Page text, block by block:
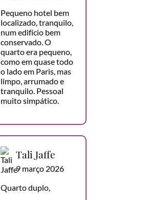
Pequeno hotel bem
localizado, tranquilo,
num edifício bem
conservado. O
quarto era pequeno,
como em quase todo
o lado em Paris, mas
limpo, arrumado e
tranquilo. Pessoal
muito simpático.
Tali Jaffe
9 março 2026
Quarto duplo,